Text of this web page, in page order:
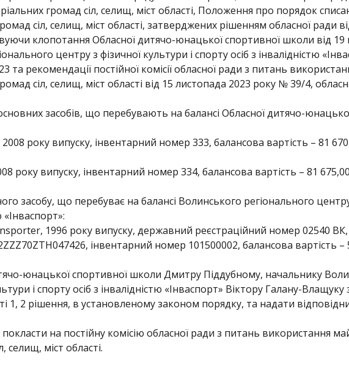
громад сіл, селищ, міст області, Положення про порядок
сіл, селищ, міст області, затверджених рішенням обласної ради
клопотання Обласної дитячо-юнацької спортивної школи від 19
центру з фізичної культури і спорту осіб з інвалідністю
рекомендації постійної комісії обласної ради з питань
сіл, селищ, міст області від 15 листопада 2023 року № 39/4,
засобів, що перебувають на балансі Обласної дитячо-
року випуску, інвентарний номер 333, балансова вартість – 81
року випуску, інвентарний номер 334, балансова вартість – 81
засобу, що перебуває на балансі Волинського регіонального
«Інваспорт»:
1996 року випуску, державний реєстраційний номер 02540 ВК,
інвентарний номер 101500002, балансова вартість –
юнацької спортивної школи Дмитру Піддубному, начальнику
і спорту осіб з інвалідністю «Інваспорт» Віктору Галану-
1, 2 рішення, в установленому законом порядку, та надати
на постійну комісію обласної ради з питань використання
селищ, міст області.